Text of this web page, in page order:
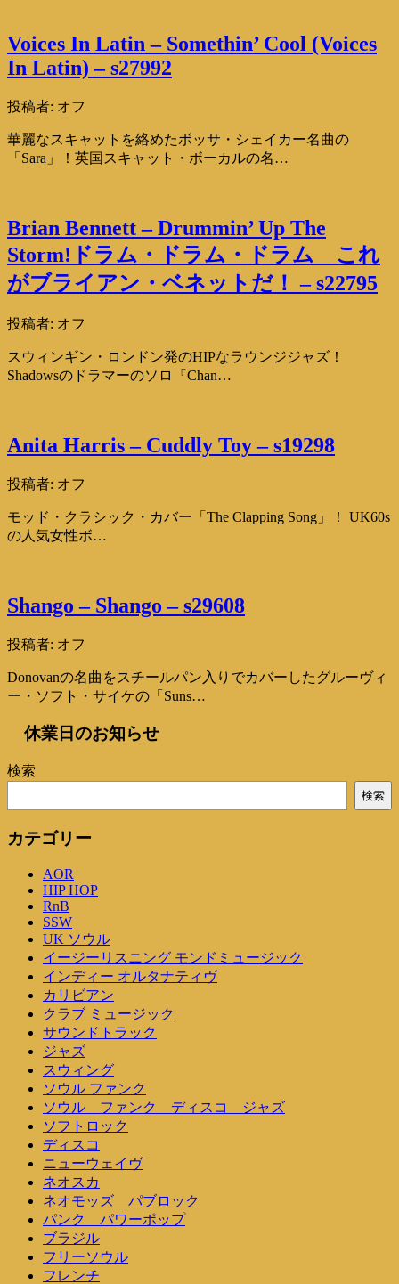
Voices In Latin – Somethin’ Cool (Voices
In Latin) – s27992
投稿者: オフ
華麗なスキャットを絡めたボッサ・シェイカー名曲の
「Sara」！英国スキャット・ボーカルの名…
Brian Bennett – Drummin’ Up The
Storm!ドラム・ドラム・ドラム これ
がブライアン・ベネットだ！ – s22795
投稿者: オフ
スウィンギン・ロンドン発のHIPなラウンジジャズ！
Shadowsのドラマーのソロ『Chan…
Anita Harris – Cuddly Toy – s19298
投稿者: オフ
モッド・クラシック・カバー「The Clapping Song」！ UK60s
の人気女性ボ…
Shango – Shango – s29608
投稿者: オフ
Donovanの名曲をスチールパン入りでカバーしたグルーヴィ
ー・ソフト・サイケの「Suns…
休業日のお知らせ
検索
検索
カテゴリー
AOR
HIP HOP
RnB
SSW
UK ソウル
イージーリスニング モンドミュージック
インディー オルタナティヴ
カリビアン
クラブ ミュージック
サウンドトラック
ジャズ
スウィング
ソウル ファンク
ソウル ファンク ディスコ ジャズ
ソフトロック
ディスコ
ニューウェイヴ
ネオスカ
ネオモッズ パブロック
パンク パワーポップ
ブラジル
フリーソウル
フレンチ